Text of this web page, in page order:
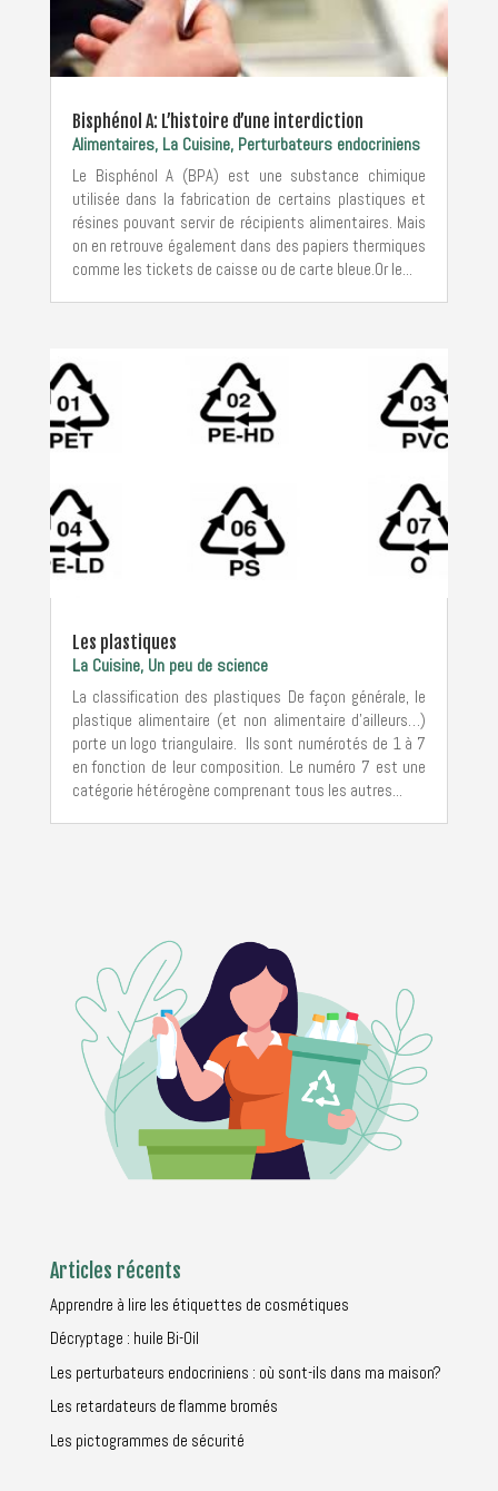
Bisphénol A: L’histoire d’une interdiction
Alimentaires, La Cuisine, Perturbateurs endocriniens
Le Bisphénol A (BPA) est une substance chimique
utilisée dans la fabrication de certains plastiques et
résines pouvant servir de récipients alimentaires. Mais
on en retrouve également dans des papiers thermiques
comme les tickets de caisse ou de carte bleue.Or le...
Les plastiques
La Cuisine, Un peu de science
La classification des plastiques De façon générale, le
plastique alimentaire (et non alimentaire d’ailleurs…)
porte un logo triangulaire. Ils sont numérotés de 1 à 7
en fonction de leur composition. Le numéro 7 est une
catégorie hétérogène comprenant tous les autres...
Articles récents
Apprendre à lire les étiquettes de cosmétiques
Décryptage : huile Bi-Oil
Les perturbateurs endocriniens : où sont-ils dans ma maison?
Les retardateurs de flamme bromés
Les pictogrammes de sécurité